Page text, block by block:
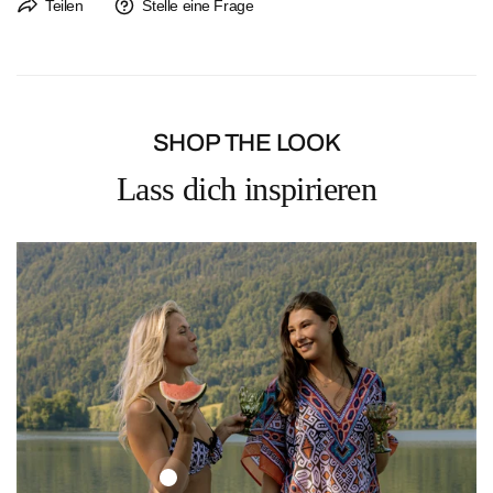
Der Rückversand ist immer kostenlos. Ein Rücksendeetikett liegt jeder
Teilen Stelle eine Frage
SHOP THE LOOK
Lass dich inspirieren